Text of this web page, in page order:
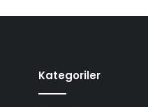
Kategoriler